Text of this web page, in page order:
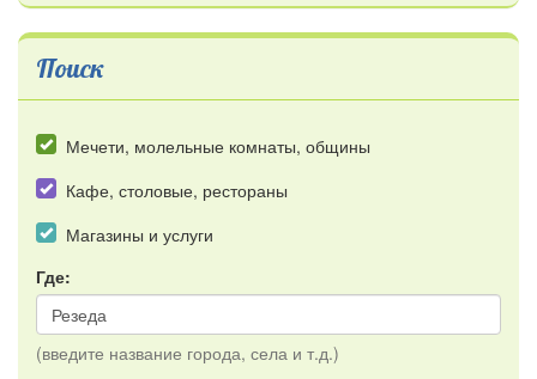
Поиск
Мечети, молельные комнаты, общины
Кафе, столовые, рестораны
Магазины и услуги
Где:
(введите название города, села и т.д.)